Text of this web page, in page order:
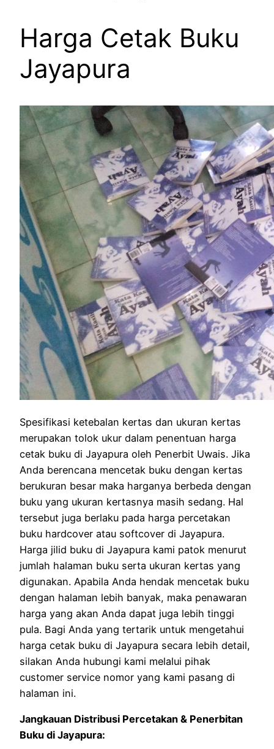
Harga Cetak Buku
Jayapura
Spesifikasi ketebalan kertas dan ukuran kertas
merupakan tolok ukur dalam penentuan harga
cetak buku di Jayapura oleh Penerbit Uwais. Jika
Anda berencana mencetak buku dengan kertas
berukuran besar maka harganya berbeda dengan
buku yang ukuran kertasnya masih sedang. Hal
tersebut juga berlaku pada harga percetakan
buku hardcover atau softcover di Jayapura.
Harga jilid buku di Jayapura kami patok menurut
jumlah halaman buku serta ukuran kertas yang
digunakan. Apabila Anda hendak mencetak buku
dengan halaman lebih banyak, maka penawaran
harga yang akan Anda dapat juga lebih tinggi
pula. Bagi Anda yang tertarik untuk mengetahui
harga cetak buku di Jayapura secara lebih detail,
silakan Anda hubungi kami melalui pihak
customer service nomor yang kami pasang di
halaman ini.
Jangkauan Distribusi Percetakan & Penerbitan
Buku di Jayapura: